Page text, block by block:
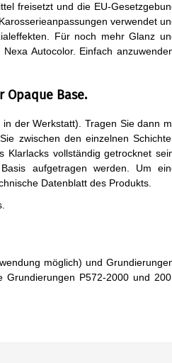
freisetzt und die EU-
verwendet
Für noch mehr Glanz
Autocolor. Einfach
Opaque Base.
der Werkstatt). Tragen Sie dann
zwischen den einzelnen
vollständig getrocknet
aufgetragen werden. Um
Datenblatt des Produkts.
möglich) und
P572-2000 und